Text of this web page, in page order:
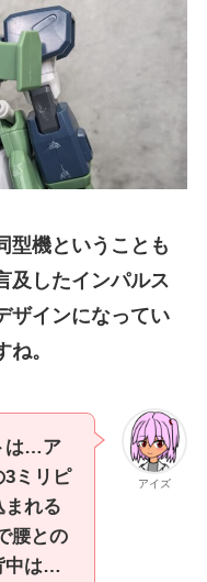
型機ということも
及したインパルス
ザインになってい
。
アイズ
は…ア
3ミリピ
まれる
腰との
中は…